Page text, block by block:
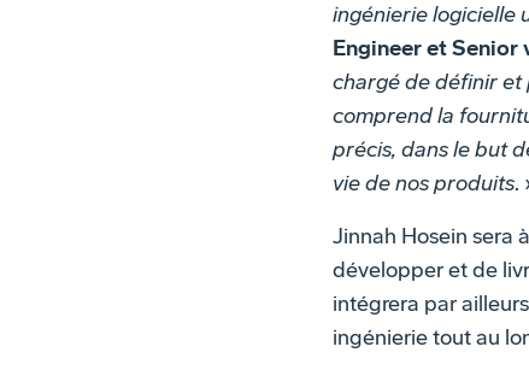
ingénierie logicielle
Engineer et Senior
chargé de définir et
comprend la
précis, dans le but
vie de nos produits.
Jinnah Hosein sera
développer et de
intégrera par
ingénierie tout au